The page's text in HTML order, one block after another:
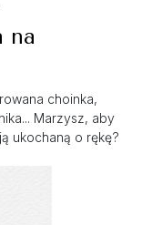
na
choinka,
Marzysz, aby
ukochaną o rękę?